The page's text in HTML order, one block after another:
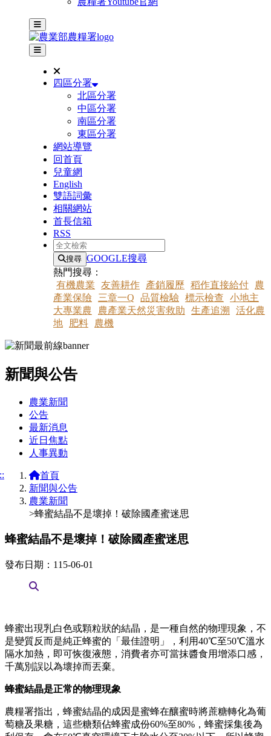
主選單
其他網站選單
四區分署
北區分署
中區分署
南區分署
東區分署
網站導覽
回首頁
兒童網
English
雙語詞彙
相關網站
首長信箱
RSS
全文檢索
搜尋 GOOGLE搜尋
熱門搜尋：
有機農業
友善耕作 產銷履歷 稻作直接給付
農
產業保險
三章一Q 品質檢驗 標示檢查
小地主
大專業農
農產業天然災害救助 生產追溯
活化農
地
肥料 農機
新聞與公告
農業新聞
公告
最新消息
近日焦點
人事異動
首頁
新聞與公告
農業新聞
>蜂蜜結晶不是壞掉！破除國產蜜迷思
蜂蜜結晶不是壞掉！破除國產蜜迷思
發布日期：115-06-01
蜂蜜出現乳白色或顆粒狀的結晶，是一種自然的物理現象，不
是變質反而是純正蜂蜜的「最佳證明」，利用40℃至50℃溫水
隔水加熱，即可恢復液態，消費者亦可當抹醬食用增添口感，
千萬別誤以為壞掉而丟棄。
蜂蜜結晶是正常的物理現象
農糧署指出，蜂蜜結晶的成因是蜜蜂在釀蜜時將蔗糖轉化為葡
萄糖及果糖，這些糖類佔蜂蜜成份60%至80%，蜂蜜採集後為